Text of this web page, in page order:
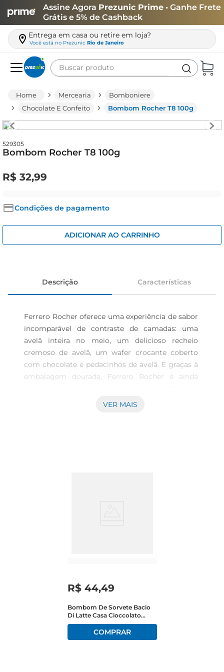
Assine Agora Prezunic Prime • Ganhe Frete
Grátis e 5% de Cashback
Entrega em casa ou retire em loja?
Você está no Prezunic Rio de Janeiro
Buscar produto
Mercearia
Bomboniere
Chocolate E Confeito
Bombom Rocher T8 100g
529305
Bombom Rocher T8 100g
R$ 32,99
Condições de pagamento
ADICIONAR AO CARRINHO
Descrição Características
Ferrero Rocher oferece uma experiência de sabor
incomparável de contraste de camadas: uma
avelã inteira no meio, um delicioso recheio
cremoso de avelã, um wafer crocante coberto
com chocolate e pedacinhos de avelã. E graças à
embalagem dourada, Ferrero Rocher é ainda
Rocher é uma ótima opção para presentear
VER MAIS
R$ 44,49
Bombom De Sorvete Bacio
Di Latte Casa Cioccolato
Belga Pote 144g
leite
queijo
biscoito
arroz
iogurte